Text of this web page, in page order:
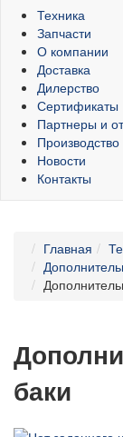
Техника
Запчасти
О компании
Доставка
Дилерство
Сертификаты
Партнеры и
Производство
Новости
Контакты
Главная
баки